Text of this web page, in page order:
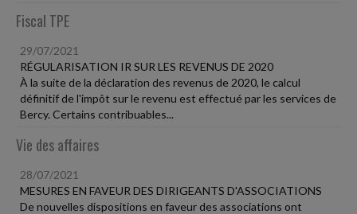
Fiscal TPE
29/07/2021
RÉGULARISATION IR SUR LES REVENUS DE 2020
À la suite de la déclaration des revenus de 2020, le calcul
définitif de l'impôt sur le revenu est effectué par les services de
Bercy. Certains contribuables...
Vie des affaires
28/07/2021
MESURES EN FAVEUR DES DIRIGEANTS D'ASSOCIATIONS
De nouvelles dispositions en faveur des associations ont